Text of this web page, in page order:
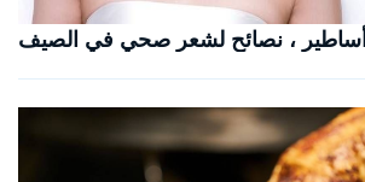
، نصائح لشعر صحي في الصيف